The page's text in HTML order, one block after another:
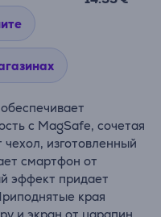
с MagSafe, сочетая
изготовленный
смартфон от
эффект придает
края